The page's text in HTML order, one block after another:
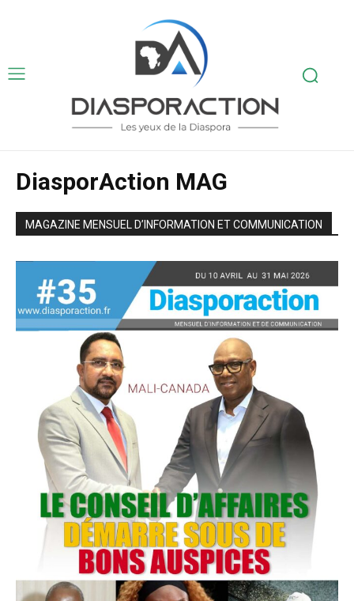
DiasporAction MAG
MAGAZINE MENSUEL D’INFORMATION ET COMMUNICATION